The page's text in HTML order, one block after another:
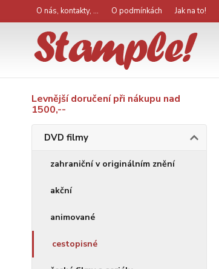
O nás, kontakty, ... O podmínkách Jak na to!
Levnější doručení při nákupu nad
1500,--
DVD filmy
zahraniční v originálním znění
akční
animované
cestopisné